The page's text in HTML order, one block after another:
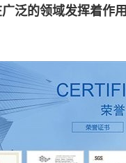
泛的领域发挥着作